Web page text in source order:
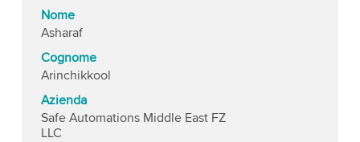
Nome
Asharaf
Cognome
Arinchikkool
Azienda
Safe Automations Middle East FZ
LLC